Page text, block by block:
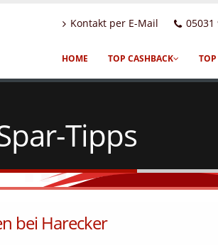
Kontakt per E-Mail 05031
HOME TOP CASHBACK
Tipps
bei Harecker